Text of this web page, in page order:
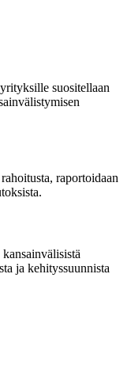
suositellaan
raportoidaan
ja kehityssuunnista